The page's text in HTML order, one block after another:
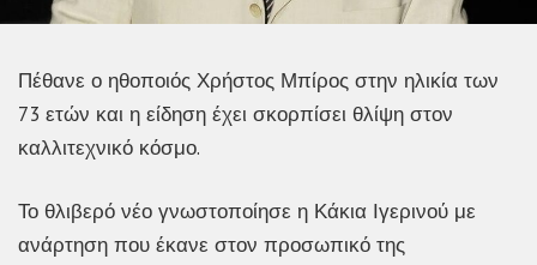
Πέθανε ο ηθοποιός Χρήστος Μπίρος στην ηλικία των
73 ετών και η είδηση έχει σκορπίσει θλίψη στον
καλλιτεχνικό κόσμο.
Το θλιβερό νέο γνωστοποίησε η Κάκια Ιγερινού με
ανάρτηση που έκανε στον προσωπικό της